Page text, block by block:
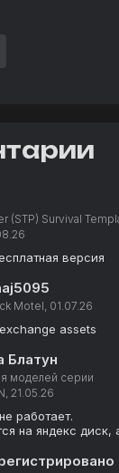
(STP) Survival
версия
Motel, 01.07.26
assets
Блатун
моделей серии
21.05.26
работает.
на яндекс диск,